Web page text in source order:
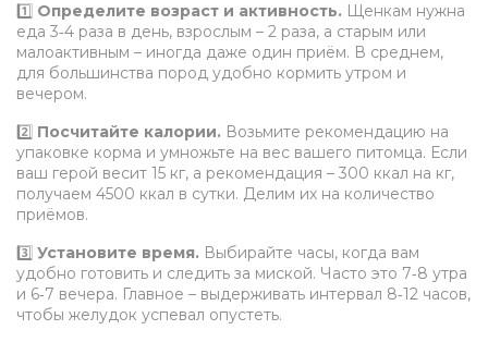
1️⃣ Определите возраст и активность. Щенкам нужна
еда 3‑4 раза в день, взрослым – 2 раза, а старым или
малоактивным – иногда даже один приём. В среднем,
для большинства пород удобно кормить утром и
вечером.
2️⃣ Посчитайте калории. Возьмите рекомендацию на
упаковке корма и умножьте на вес вашего питомца. Если
ваш герой весит 15 кг, а рекомендация – 300 ккал на кг,
получаем 4500 ккал в сутки. Делим их на количество
приёмов.
3️⃣ Установите время. Выбирайте часы, когда вам
удобно готовить и следить за миской. Часто это 7‑8 утра
и 6‑7 вечера. Главное – выдерживать интервал 8‑12 часов,
чтобы желудок успевал опустеть.